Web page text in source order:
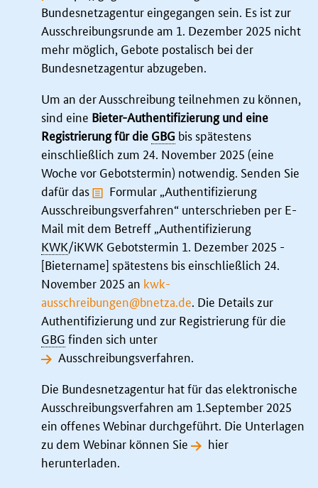
Bundesnetzagentur eingegangen sein. Es ist zur
Ausschreibungsrunde am 1. Dezember 2025 nicht
mehr möglich, Gebote postalisch bei der
Bundesnetzagentur abzugeben.
Um an der Ausschreibung teilnehmen zu können,
sind eine Bieter-Authentifizierung und eine
Registrierung für die GBG bis spätestens
einschließlich zum 24. November 2025 (eine
Woche vor Gebotstermin) notwendig. Senden Sie
dafür das
Formular „Authentifizierung
Ausschreibungsverfahren“ unterschrieben per E-
Mail mit dem Betreff „Authentifizierung
KWK/iKWK Gebotstermin 1. Dezember 2025 -
[Bietername] spätestens bis einschließlich 24.
November 2025 an kwk-
ausschreibungen@bnetza.de. Die Details zur
Authentifizierung und zur Registrierung für die
GBG finden sich unter
Ausschreibungsverfahren.
Die Bundesnetzagentur hat für das elektronische
Ausschreibungsverfahren am 1.September 2025
ein offenes Webinar durchgeführt. Die Unterlagen
zu dem Webinar können Sie
hier
herunterladen.